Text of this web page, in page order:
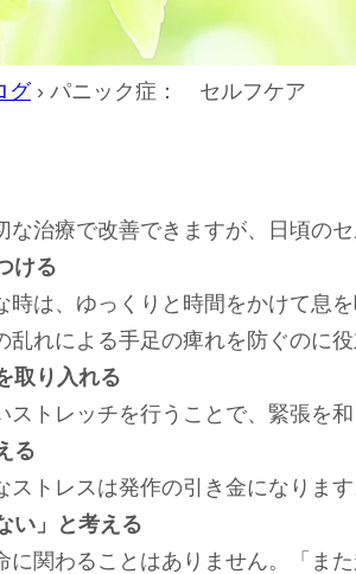
グ › パニック症： セルフケア
な治療で改善できますが、日頃のセ
ける
時は、ゆっくりと時間をかけて息
乱れによる手足の痺れを防ぐのに役
取り入れる
ストレッチを行うことで、緊張を
る
ストレスは発作の引き金になりま
い」と考える
に関わることはありません。「ま